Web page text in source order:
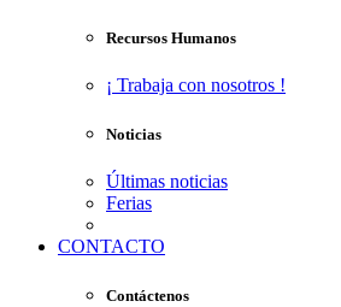
Recursos Humanos
¡ Trabaja con nosotros !
Noticias
Últimas noticias
Ferias
CONTACTO
Contáctenos